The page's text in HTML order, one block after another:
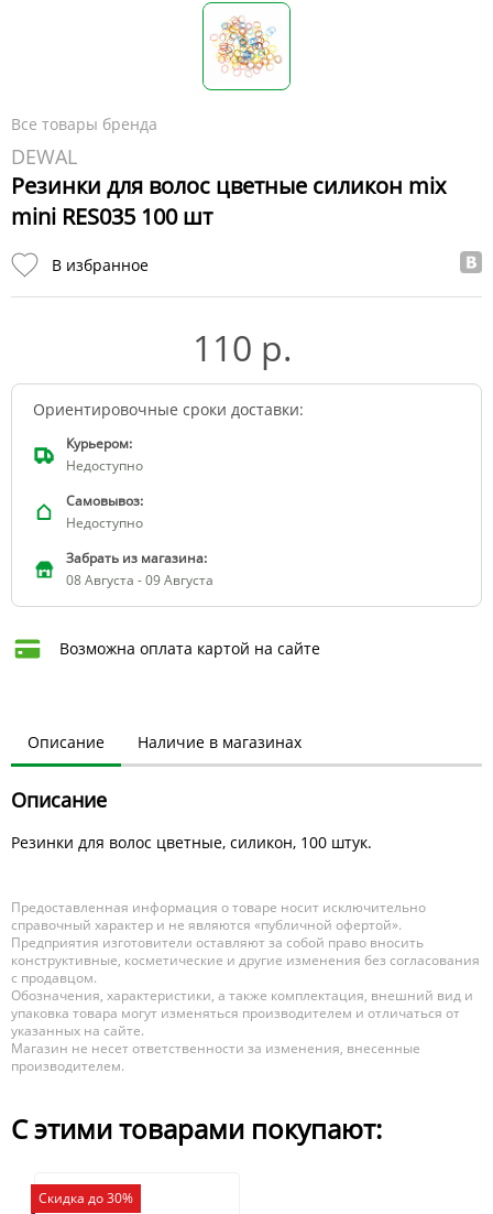
Все товары бренда
DEWAL
Резинки для волос цветные силикон mix
mini RES035 100 шт
В избранное
110 р.
Ориентировочные сроки доставки:
Курьером:
Недоступно
Самовывоз:
Недоступно
Забрать из магазина:
08 Августа - 09 Августа
Возможна оплата картой на сайте
Описание Наличие в магазинах
Описание
Резинки для волос цветные, силикон, 100 штук.
Предоставленная информация о товаре носит исключительно
справочный характер и не являются «публичной офертой».
Предприятия изготовители оставляют за собой право вносить
конструктивные, косметические и другие изменения без согласования
с продавцом.
Обозначения, характеристики, а также комплектация, внешний вид и
упаковка товара могут изменяться производителем и отличаться от
указанных на сайте.
Магазин не несет ответственности за изменения, внесенные
производителем.
С этими товарами покупают:
Скидка до 30%